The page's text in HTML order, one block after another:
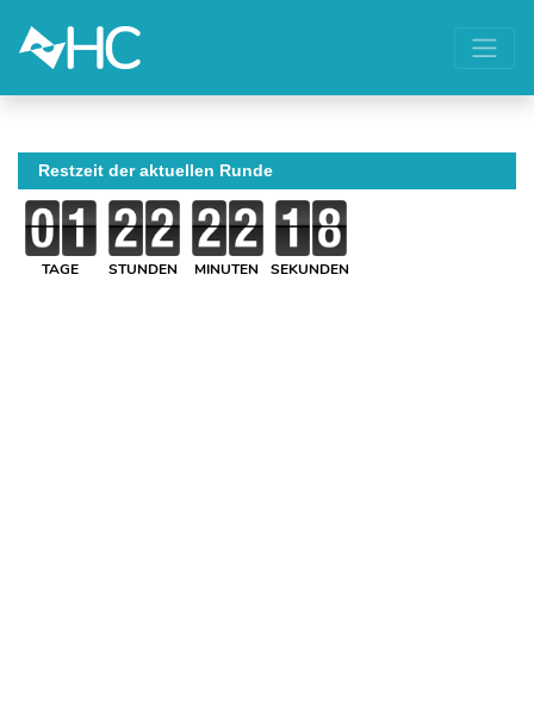
Restzeit der aktuellen Runde
TAGE STUNDEN MINUTEN SEKUNDEN